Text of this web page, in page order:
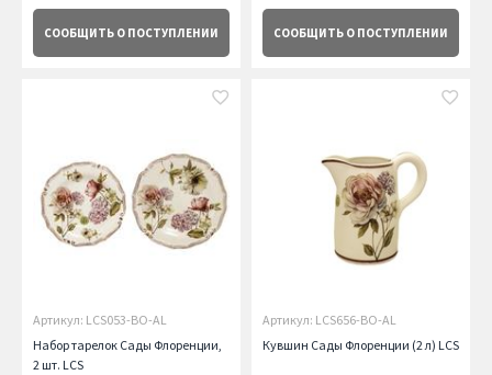
СООБЩИТЬ О ПОСТУПЛЕНИИ СООБЩИТЬ О ПОСТУПЛЕНИИ
Артикул: LCS053-BO-AL
Набор тарелок Сады Флоренции,
2 шт. LCS
Артикул: LCS656-BO-AL
Кувшин Сады Флоренции (2 л) LCS